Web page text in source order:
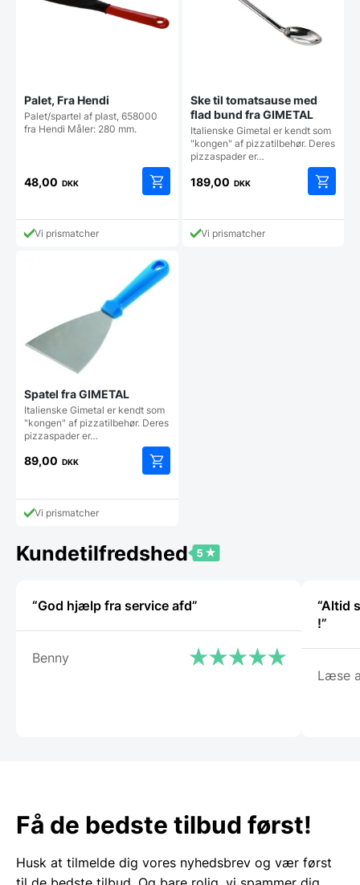
Palet, Fra Hendi
Palet/spartel af plast, 658000
fra Hendi Måler: 280 mm.
48,00 DKK
Vi prismatcher
Ske til tomatsause med
flad bund fra GIMETAL
Italienske Gimetal er kendt som
"kongen" af pizzatilbehør. Deres
pizzaspader er…
189,00 DKK
Vi prismatcher
Spatel fra GIMETAL
Italienske Gimetal er kendt som
"kongen" af pizzatilbehør. Deres
pizzaspader er…
89,00 DKK
Vi prismatcher
Kundetilfredshed
“God hjælp fra service afd”
Benny
“Altid
!”
Læse
Få de bedste tilbud først!
Husk at tilmelde dig vores nyhedsbrev og vær først